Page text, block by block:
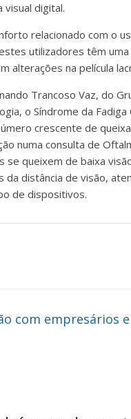
visual digital.
relacionado com o
utilizadores têm
alterações na película
Trancoso Vaz, do
o Síndrome da
crescente de
numa consulta de
se queixem de baixa
da distância de visão,
de dispositivos.
com empresários